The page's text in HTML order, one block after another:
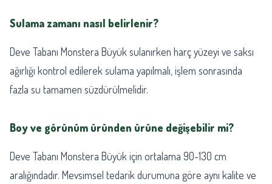
Sulama zamanı nasıl belirlenir?
Deve Tabanı Monstera Büyük sulanırken harç yüzeyi ve saksı
ağırlığı kontrol edilerek sulama yapılmalı, işlem sonrasında
fazla su tamamen süzdürülmelidir.
Boy ve görünüm üründen ürüne değişebilir mi?
Deve Tabanı Monstera Büyük için ortalama 90-130 cm
aralığındadır. Mevsimsel tedarik durumuna göre aynı kalite ve